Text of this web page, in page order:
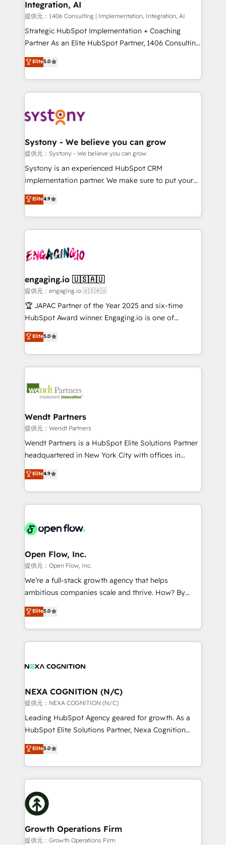
Our multicultural team works in Spanish, Portuguese,
and English to design scalable strategies that drive
measurable growth. 🌎 Highlights: • 10+ years as a
HubSpot partner. • 2023 Impact Awards: Platform
LATAM 2022, 2023, 2024, 2025. • Partner of the Year
2024. • Organizer of Aliados.ai (AI, marketing & tech
faster, smarter, and with impact.
Integration, AI
提供元：1406 Consulting | Implementation, Integration, AI
Strategic HubSpot Implementation + Coaching
Partner As an Elite HubSpot Partner, 1406 Consulting
helps mid-market revenue teams transform how
they sell, market, and serve. We don't just build your
HubSpot—we teach your team to own it, then stay
to help you keep winning. What We Do ⚙️ CRM
Data & Content 📈 Sales & Marketing Alignment +
Agent Creation 🔄 Custom Integrations & Data
Migration Why 1406 We become part of your team.
Your team learns while we build. We fix what others
broke. Built for mid-market reality—practical
constraints. By the Numbers 🏆 Top 1% of all
HubSpot partners 🔄 Top 5% globally in client
ops at mid-market companies ready to move
beyond spreadsheets into unified systems that
drive real business results.
Elite5.0
Systony - We believe you can grow
提供元：Systony - We believe you can grow
Systony is an experienced HubSpot CRM
implementation partner. We make sure to put your
organization's needs and goals first and think along
with your organization. We are only satisfied once
you are too. Why Systony? - 20+ years of
experience with CRM, Marketing, Sales & Service
Own back-end developers - Complex data
View, SuperOffice) - Custom integrations (e.g. MS
Business Central, Navision, AX, SAP, Exact, AFAS) We
focus on growing B2B companies in the SME sector
such as manufacturing, SaaS, business services and
partner, we know how important user adoption is.
That's why we have developed a step-by-step
technology and people with each other. Together we
strive for optimal customer processes and
Elite4.9
engaging.io 🇺🇸🇦🇺
提供元：engaging.io 🇺🇸🇦🇺
🏆 JAPAC Partner of the Year 2025 and six-time
HubSpot Award winner. Engaging.io is one of
HubSpot’s most experienced Agency Partners
globally, delivering complex HubSpot
implementations for 16+ years. With 700+ projects
completed across APAC and North America, we help
migrations, custom integrations, data architecture,
Salesforce, Microsoft Dynamics, and legacy CRM
migrations; custom integrations with platforms
including Ticketmaster, Ticketek, SevenRooms,
NetSuite, Snowflake, and Salesforce; HubSpot CMS
a Ticketmaster Nexus Partner, we deliver advanced
sports and events integrations in the HubSpot
include five HubSpot Academy accreditations, six
HubSpot Awards, recognition in Financial Services
Elite5.0
Wendt Partners
提供元：Wendt Partners
Wendt Partners is a HubSpot Elite Solutions Partner
headquartered in New York City with offices in
Toronto, London and Melbourne. As a global
HubSpot partner, we specialize in working with
sophisticated B2B companies to implement the
HubSpot CRM platform across client organizations.
industrial/manufacturing, professional services,
distribution, commercial real estate, technology,
finserv/fintech, IT managed services, transportation
& logistics, energy/solar, staffing and recruiting,
media, healthcare and government contractors. Our
Technical Solutions, Enablement Solutions, Digital
Solutions and Growth Solutions. As a fully
Elite4.9
Open Flow, Inc.
提供元：Open Flow, Inc.
We’re a full-stack growth agency that helps
ambitious companies scale and thrive. How? By
upgrading and streamlining every single revenue-
generating aspect of your business. We’re proud
HubSpot Elite Solutions Partners and devout CRM
nerds who can harness HubSpot’s custom digital
experience. Working hand-in-hand with your team,
traffic, generates better leads and crushes your
revenue goals. We've worked with thousands of
HubSpot customers and we'd love to work with you
too! Clients come to us for: Advanced CRM solutions
HubSpot Data System Migrations between systems
to HubSpot New lead generation strategies Time-
website development Award-winning creative
design We live and breathe HubSpot and are ready
Elite5.0
NEXA COGNITION (N/C)
提供元：NEXA COGNITION (N/C)
Leading HubSpot Agency geared for growth. As a
HubSpot Elite Solutions Partner, Nexa Cognition
ranks in the top 1% of global HubSpot Partners and
has been one of the longest-standing partners since
2012. We empower businesses to harness the full
potential of HubSpot by combining strategic
insights with technical excellence, we deliver
bespoke HubSpot solutions tailored to drive
measurable growth and operational efficiency. Why
Choose Nexa Cognition? 🚀 HubSpot Expertise: Our
certified team specialises in CRM implementation,
Elite5.0
Growth Operations Firm
提供元：Growth Operations Firm